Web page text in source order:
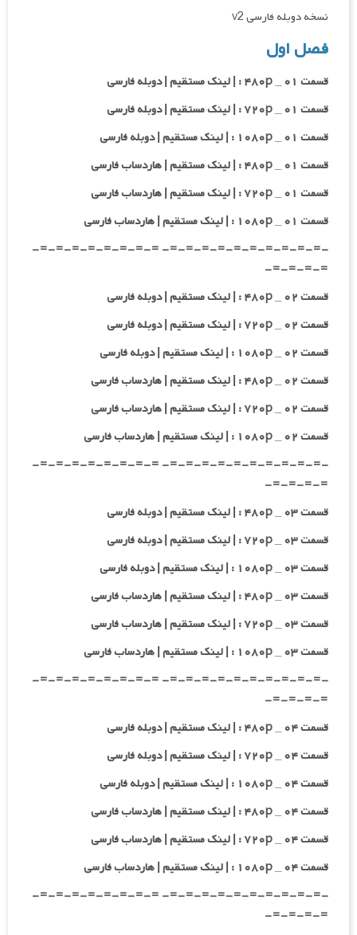
نسخه دوبله فارسی v2
فصل اول
قسمت ۰۱ _ ۴۸۰p : | لینک مستقیم | دوبله فارسی
قسمت ۰۱ _ ۷۲۰p : | لینک مستقیم | دوبله فارسی
قسمت ۰۱ _ ۱۰۸۰p : | لینک مستقیم | دوبله فارسی
قسمت ۰۱ _ ۴۸۰p : | لینک مستقیم | هاردساب فارسی
قسمت ۰۱ _ ۷۲۰p : | لینک مستقیم | هاردساب فارسی
قسمت ۰۱ _ ۱۰۸۰p : | لینک مستقیم | هاردساب فارسی
-=-=-=-=-=-=-=-=-=-=- =-=-=-=-=-=-=-=-
=-=-=-=-
قسمت ۰۲ _ ۴۸۰p : | لینک مستقیم | دوبله فارسی
قسمت ۰۲ _ ۷۲۰p : | لینک مستقیم | دوبله فارسی
قسمت ۰۲ _ ۱۰۸۰p : | لینک مستقیم | دوبله فارسی
قسمت ۰۲ _ ۴۸۰p : | لینک مستقیم | هاردساب فارسی
قسمت ۰۲ _ ۷۲۰p : | لینک مستقیم | هاردساب فارسی
قسمت ۰۲ _ ۱۰۸۰p : | لینک مستقیم | هاردساب فارسی
-=-=-=-=-=-=-=-=-=-=- =-=-=-=-=-=-=-=-
=-=-=-=-
قسمت ۰۳ _ ۴۸۰p : | لینک مستقیم | دوبله فارسی
قسمت ۰۳ _ ۷۲۰p : | لینک مستقیم | دوبله فارسی
قسمت ۰۳ _ ۱۰۸۰p : | لینک مستقیم | دوبله فارسی
قسمت ۰۳ _ ۴۸۰p : | لینک مستقیم | هاردساب فارسی
قسمت ۰۳ _ ۷۲۰p : | لینک مستقیم | هاردساب فارسی
قسمت ۰۳ _ ۱۰۸۰p : | لینک مستقیم | هاردساب فارسی
-=-=-=-=-=-=-=-=-=-=- =-=-=-=-=-=-=-=-
=-=-=-=-
قسمت ۰۴ _ ۴۸۰p : | لینک مستقیم | دوبله فارسی
قسمت ۰۴ _ ۷۲۰p : | لینک مستقیم | دوبله فارسی
قسمت ۰۴ _ ۱۰۸۰p : | لینک مستقیم | دوبله فارسی
قسمت ۰۴ _ ۴۸۰p : | لینک مستقیم | هاردساب فارسی
قسمت ۰۴ _ ۷۲۰p : | لینک مستقیم | هاردساب فارسی
قسمت ۰۴ _ ۱۰۸۰p : | لینک مستقیم | هاردساب فارسی
-=-=-=-=-=-=-=-=-=-=- =-=-=-=-=-=-=-=-
=-=-=-=-